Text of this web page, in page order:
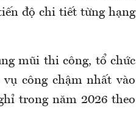
độ chi tiết từng hạng
mũi thi công, tổ chức
công chậm nhất vào
trong năm 2026 theo